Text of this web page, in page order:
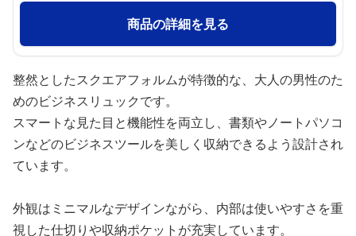
商品の詳細を見る
整然としたスクエアフォルムが特徴的な、大人の男性のた
めのビジネスリュックです。
スマートな見た目と機能性を両立し、書類やノートパソコ
ンなどのビジネスツールを美しく収納できるよう設計され
ています。
外観はミニマルなデザインながら、内部は使いやすさを重
視した仕切りや収納ポケットが充実しています。